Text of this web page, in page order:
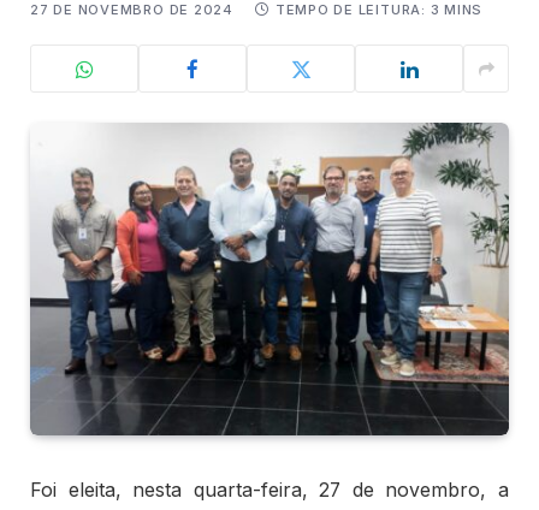
27 DE NOVEMBRO DE 2024 TEMPO DE LEITURA: 3 MINS
Foi eleita, nesta quarta-feira, 27 de novembro, a